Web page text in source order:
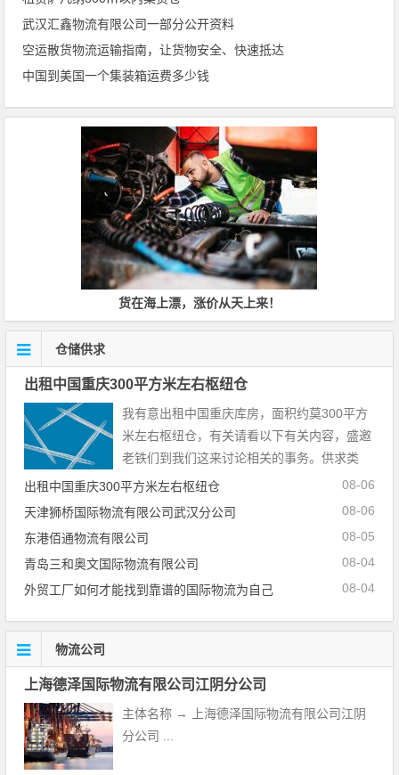
武汉汇鑫物流有限公司一部分公开资料
空运散货物流运输指南，让货物安全、快速抵达
中国到美国一个集装箱运费多少钱
货在海上漂，涨价从天上来！
仓储供求
出租中国重庆300平方米左右枢纽仓
我有意出租中国重庆库房，面积约莫300平方
米左右枢纽仓，有关请看以下有关内容，盛邀
老铁们到我们这来讨论相关的事务。供求类
别：出租面积大小：300平方米存放货物：农
08-06
出租中国重庆300平方米左右枢纽仓
08-06
天津狮桥国际物流有限公司武汉分公司
08-05
东港佰通物流有限公司
08-04
青岛三和奥文国际物流有限公司
08-04
外贸工厂如何才能找到靠谱的国际物流为自己
物流公司
上海德泽国际物流有限公司江阴分公司
主体名称 → 上海德泽国际物流有限公司江阴
分公司 ...